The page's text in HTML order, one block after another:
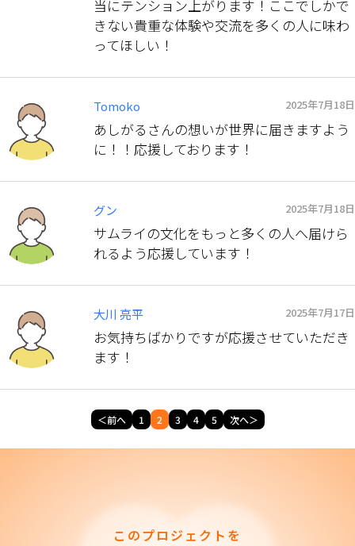
当にテンション上がります！ここでしかで
きない貴重な体験や交流を多くの人に味わ
ってほしい！
Tomoko 2025年7月18日
あしがるさんの想いが世界に届きますよう
に！！応援しております！
グン 2025年7月18日
サムライの文化をもっと多くの人へ届けら
れるよう応援しています！
大川 亮平 2025年7月17日
お気持ちばかりですが応援させていただき
ます！
＜前へ 1 2 3 4 5 次へ＞
このプロジェクトを